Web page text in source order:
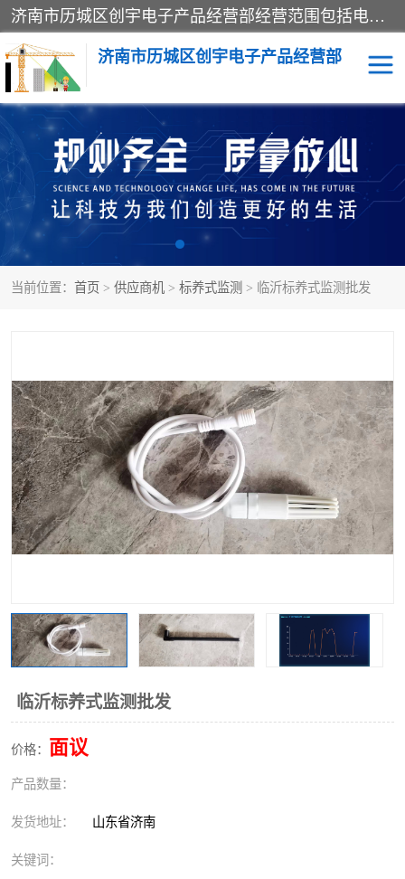
济南市历城区创宇电子产品经营部经营范围包括电子产品、起重机械配件、电气设备、仪器仪表、配电箱、监控设备的批发、零售；配电箱、仪器仪表（不含计量器）、工业自动化设备（不含特种设备、电力设备）的安装、维修。（依法须经批准的项目，经相关部门批准后方可开展经营活动）。
济南市历城区创宇电子产品经营部
当前位置： 首页 > 供应商机 > 标养式监测 > 临沂标养式监测批发
临沂标养式监测批发
价格： 面议
产品数量：
发货地址： 山东省济南
关键词：
标养式监测 吊钩可视化
钢丝绳监控 高支模
升降机 施工临电箱监测系统